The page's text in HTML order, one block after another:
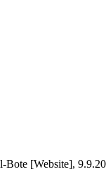
[Website],